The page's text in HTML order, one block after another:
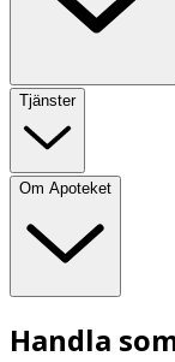
Tjänster
Om Apoteket
Handla